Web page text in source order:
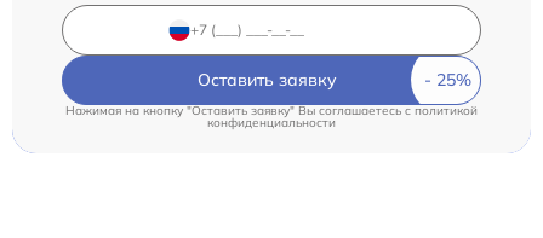
Оставить заявку
Нажимая на кнопку "Оставить заявку" Вы соглашаетесь cполитикой
конфиденциальности